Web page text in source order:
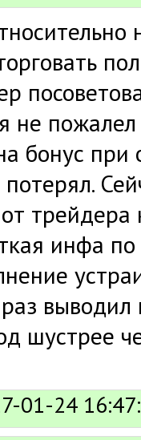
не
бонус при
трейдера
инфа
шустрее
01-24